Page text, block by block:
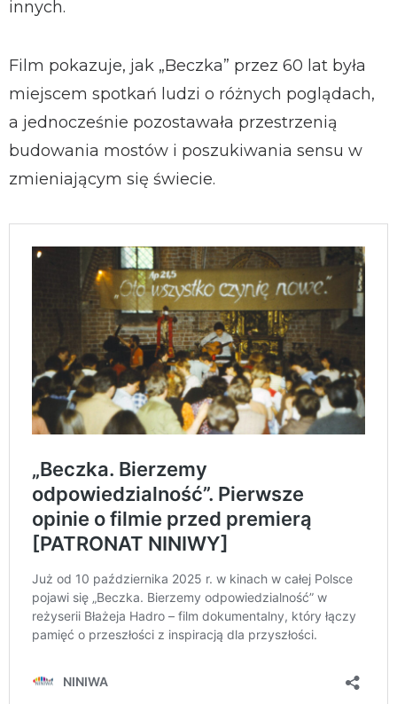
innych.
Film pokazuje, jak „Beczka” przez 60 lat była
miejscem spotkań ludzi o różnych poglądach,
a jednocześnie pozostawała przestrzenią
budowania mostów i poszukiwania sensu w
zmieniającym się świecie.